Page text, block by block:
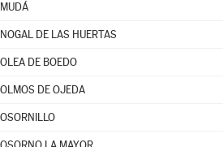
MUDÁ
NOGAL DE LAS HUERTAS
OLEA DE BOEDO
OLMOS DE OJEDA
OSORNILLO